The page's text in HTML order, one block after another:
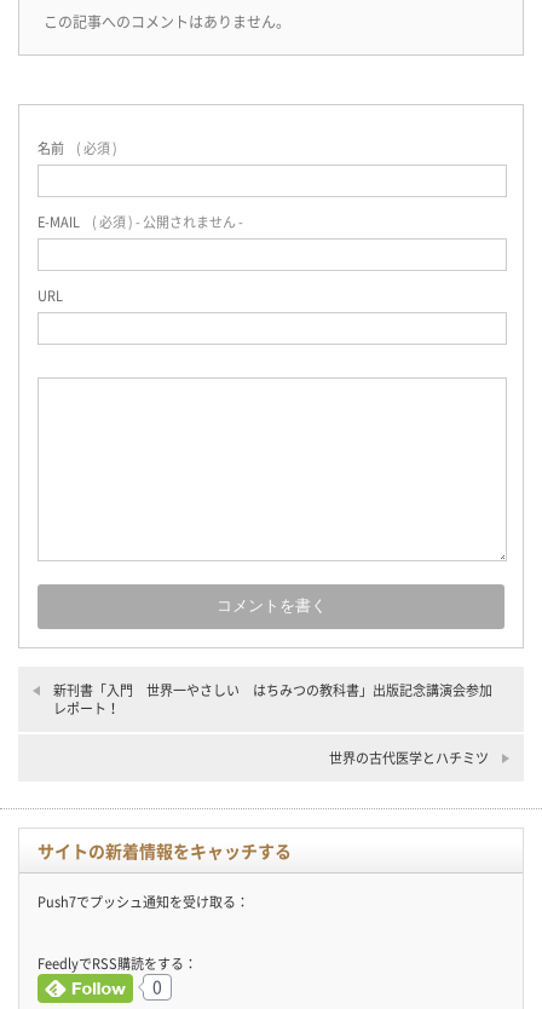
この記事へのコメントはありません。
名前 ( 必須 )
E-MAIL ( 必須 ) - 公開されません -
URL
新刊書「入門 世界一やさしい はちみつの教科書」出版記念講演会参加
レポート！
世界の古代医学とハチミツ
サイトの新着情報をキャッチする
Push7でプッシュ通知を受け取る：
FeedlyでRSS購読をする：
0